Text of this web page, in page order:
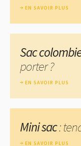
EN SAVOIR PLUS
Sac
porter ?
EN SAVOIR PLUS
Mini sac:
EN SAVOIR PLUS